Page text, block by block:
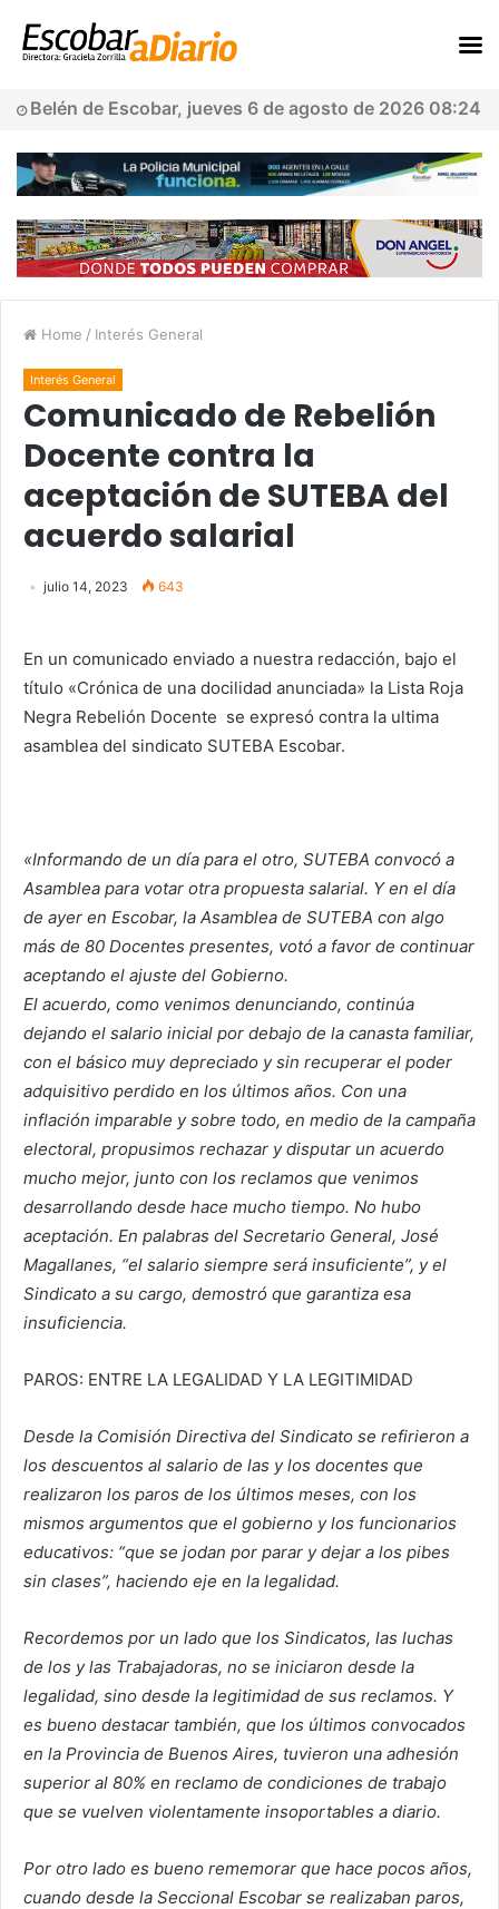
Belén de Escobar, jueves 6 de agosto de 2026 08:24
Home / Interés General
Interés General
Comunicado de Rebelión
Docente contra la
aceptación de SUTEBA del
acuerdo salarial
julio 14, 2023 643
En un comunicado enviado a nuestra redacción, bajo el
título «Crónica de una docilidad anunciada» la Lista Roja
Negra Rebelión Docente se expresó contra la ultima
asamblea del sindicato SUTEBA Escobar.
«Informando de un día para el otro, SUTEBA convocó a
Asamblea para votar otra propuesta salarial. Y en el día
de ayer en Escobar, la Asamblea de SUTEBA con algo
más de 80 Docentes presentes, votó a favor de continuar
aceptando el ajuste del Gobierno.
El acuerdo, como venimos denunciando, continúa
dejando el salario inicial por debajo de la canasta familiar,
con el básico muy depreciado y sin recuperar el poder
adquisitivo perdido en los últimos años. Con una
inflación imparable y sobre todo, en medio de la campaña
electoral, propusimos rechazar y disputar un acuerdo
mucho mejor, junto con los reclamos que venimos
desarrollando desde hace mucho tiempo. No hubo
aceptación. En palabras del Secretario General, José
Magallanes, “el salario siempre será insuficiente”, y el
Sindicato a su cargo, demostró que garantiza esa
insuficiencia.
PAROS: ENTRE LA LEGALIDAD Y LA LEGITIMIDAD
Desde la Comisión Directiva del Sindicato se refirieron a
los descuentos al salario de las y los docentes que
realizaron los paros de los últimos meses, con los
mismos argumentos que el gobierno y los funcionarios
educativos: “que se jodan por parar y dejar a los pibes
sin clases”, haciendo eje en la legalidad.
Recordemos por un lado que los Sindicatos, las luchas
de los y las Trabajadoras, no se iniciaron desde la
legalidad, sino desde la legitimidad de sus reclamos. Y
es bueno destacar también, que los últimos convocados
en la Provincia de Buenos Aires, tuvieron una adhesión
superior al 80% en reclamo de condiciones de trabajo
que se vuelven violentamente insoportables a diario.
Por otro lado es bueno rememorar que hace pocos años,
cuando desde la Seccional Escobar se realizaban paros,